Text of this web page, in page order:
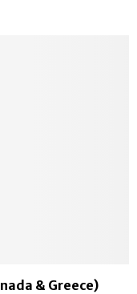
& Greece)